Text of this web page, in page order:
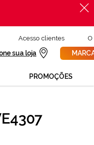
Acesso clientes O
sua loja
PROMOÇÕES
PROCURAR